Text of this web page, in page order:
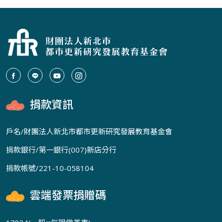
捐款資訊
戶名/財團法人新北市都市更新研究發展教育基金會
捐款銀行/第一銀行(007)新店分行
捐款帳號/221-10-058104
雲端發票捐贈碼